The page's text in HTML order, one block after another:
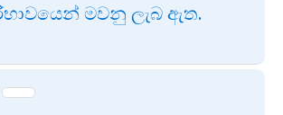
මවනු ලැබ ඇත.